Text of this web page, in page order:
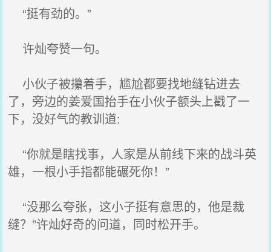
“挺有劲的。”
许灿夸赞一句。
小伙子被攥着手，尴尬都要找地缝钻进去
了，旁边的姜爱国抬手在小伙子额头上戳了一
下，没好气的教训道:
“你就是瞎找事，人家是从前线下来的战斗英
雄，一根小手指都能碾死你！”
“没那么夸张，这小子挺有意思的，他是裁
缝？”许灿好奇的问道，同时松开手。